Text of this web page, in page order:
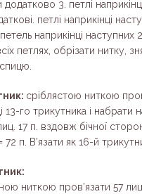
додатково 3. петлі
петлі наприкінці
наприкінці наступних
петлях, обрізати нитку,
сріблястою ниткою
13-го трикутника і набрати
17 п. вздовж бічної
72 п. В’язати як 16-й
ниткою пров’язати 57